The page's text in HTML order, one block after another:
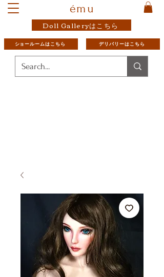
ému
Doll Galleryはこちら
ショールームはこちら デリバリーはこちら